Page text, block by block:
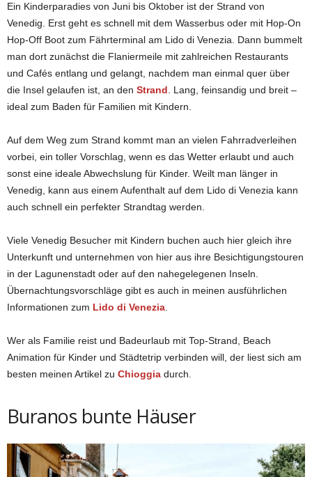
Ein Kinderparadies von Juni bis Oktober ist der Strand von
Venedig. Erst geht es schnell mit dem Wasserbus oder mit Hop-On
Hop-Off Boot zum Fährterminal am Lido di Venezia. Dann bummelt
man dort zunächst die Flaniermeile mit zahlreichen Restaurants
und Cafés entlang und gelangt, nachdem man einmal quer über
die Insel gelaufen ist, an den Strand. Lang, feinsandig und breit –
ideal zum Baden für Familien mit Kindern.
Auf dem Weg zum Strand kommt man an vielen Fahrradverleihen
vorbei, ein toller Vorschlag, wenn es das Wetter erlaubt und auch
sonst eine ideale Abwechslung für Kinder. Weilt man länger in
Venedig, kann aus einem Aufenthalt auf dem Lido di Venezia kann
auch schnell ein perfekter Strandtag werden.
Viele Venedig Besucher mit Kindern buchen auch hier gleich ihre
Unterkunft und unternehmen von hier aus ihre Besichtigungstouren
in der Lagunenstadt oder auf den nahegelegenen Inseln.
Übernachtungsvorschläge gibt es auch in meinen ausführlichen
Informationen zum Lido di Venezia.
Wer als Familie reist und Badeurlaub mit Top-Strand, Beach
Animation für Kinder und Städtetrip verbinden will, der liest sich am
besten meinen Artikel zu Chioggia durch.
Buranos bunte Häuser